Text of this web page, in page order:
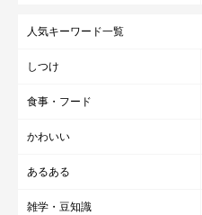
人気キーワード一覧
しつけ
食事・フード
かわいい
あるある
雑学・豆知識